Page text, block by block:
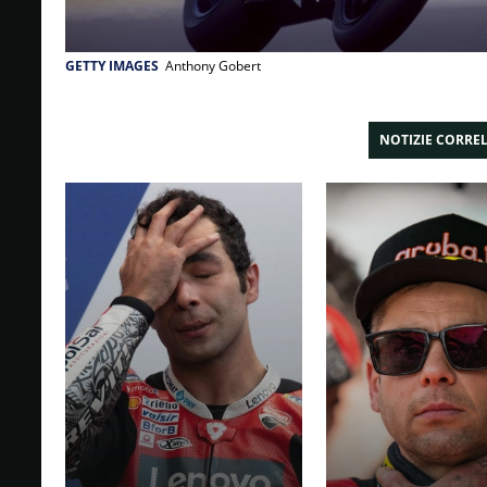
GETTY IMAGES Anthony Gobert
NOTIZIE